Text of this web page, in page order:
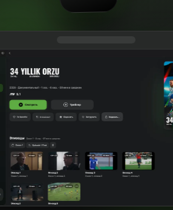
Ослепление